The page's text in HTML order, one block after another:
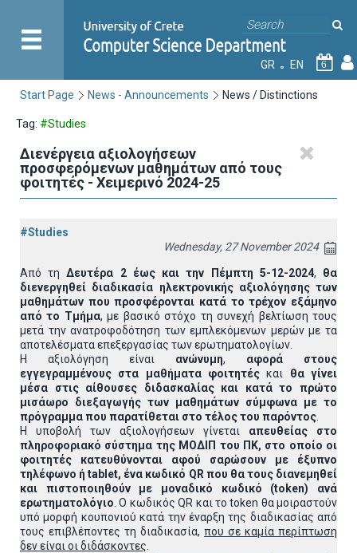
GR EN 6
Start Page News - Announcements News / Distinctions
Tag: #Studies
Διενέργεια αξιολογήσεων
προσφερόμενων μαθημάτων από τους
φοιτητές - Χειμερινό 2024-25
#Studies
Wednesday, 27 November 2024
Από τη Δευτέρα 2 έως και την Πέμπτη 5-12-2024,
θα
διενεργηθεί διαδικασία ηλεκτρονικής αξιολόγησης των
μαθημάτων που προσφέρονται κατά το τρέχον εξάμηνο
από το Τμήμα, με βασικό στόχο τη συνεχή βελτίωση τους
μετά την ανατροφοδότηση των εμπλεκόμενων μερών με τα
αποτελέσματα επεξεργασίας των ερωτηματολογίων.
Η αξιολόγηση είναι
ανώνυμη,
αφορά στους
εγγεγραμμένους στα μαθήματα φοιτητές και
θα γίνει
μέσα στις αίθουσες διδασκαλίας και κατά το πρώτο
μισάωρο διεξαγωγής των μαθημάτων σύμφωνα με το
πρόγραμμα που παρατίθεται στο τέλος του παρόντος
Η υποβολή των αξιολογήσεων γίνεται
απευθείας στο
πληροφοριακό σύστημα της ΜΟΔΙΠ του ΠΚ, στο οποίο οι
φοιτητές κατευθύνονται αφού σαρώσουν με έξυπνο
τηλέφωνο ή tablet, ένα κωδικό QR που θα τους διανεμηθεί
και πιστοποιηθούν με μοναδικό κωδικό (token) ανά
ερωτηματολόγιο . Ο κωδικός QR και το token θα μοιραστούν
υπό μορφή κουπονιού κατά την έναρξη της διαδικασίας από
τους επιβλέποντες τη διαδικασία, που σε καμία περίπτωση
δεν είναι οι διδάσκοντες